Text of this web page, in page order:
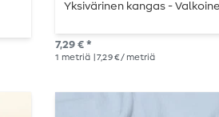
Yksivärinen kangas -
7,29 € *
1 metriä | 7,29 € / metriä